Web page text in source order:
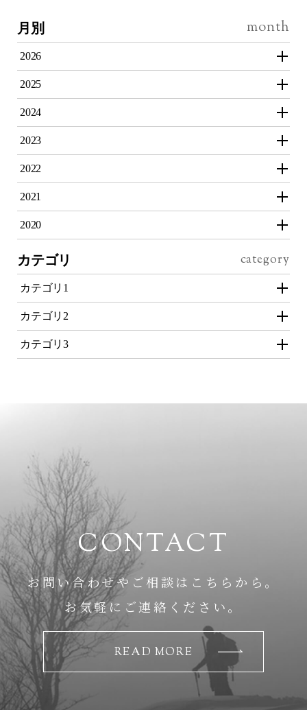
月別
2026
2025
2024
2023
2022
2021
2020
カテゴリ
カテゴリ1
カテゴリ2
カテゴリ3
CONTACT
お問い合わせやご相談はこちらから。
お気軽にご連絡ください。
READ MORE